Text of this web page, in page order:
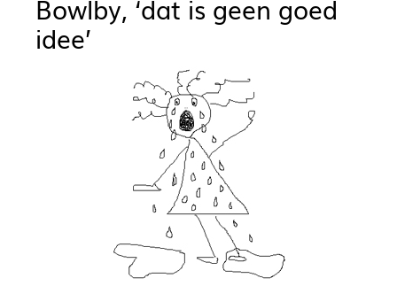
Bowlby, ‘dat is geen goed
idee’